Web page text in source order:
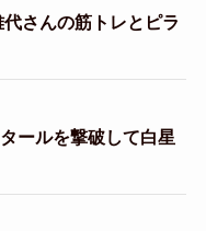
さんの筋トレとピラ
ールを撃破して白星